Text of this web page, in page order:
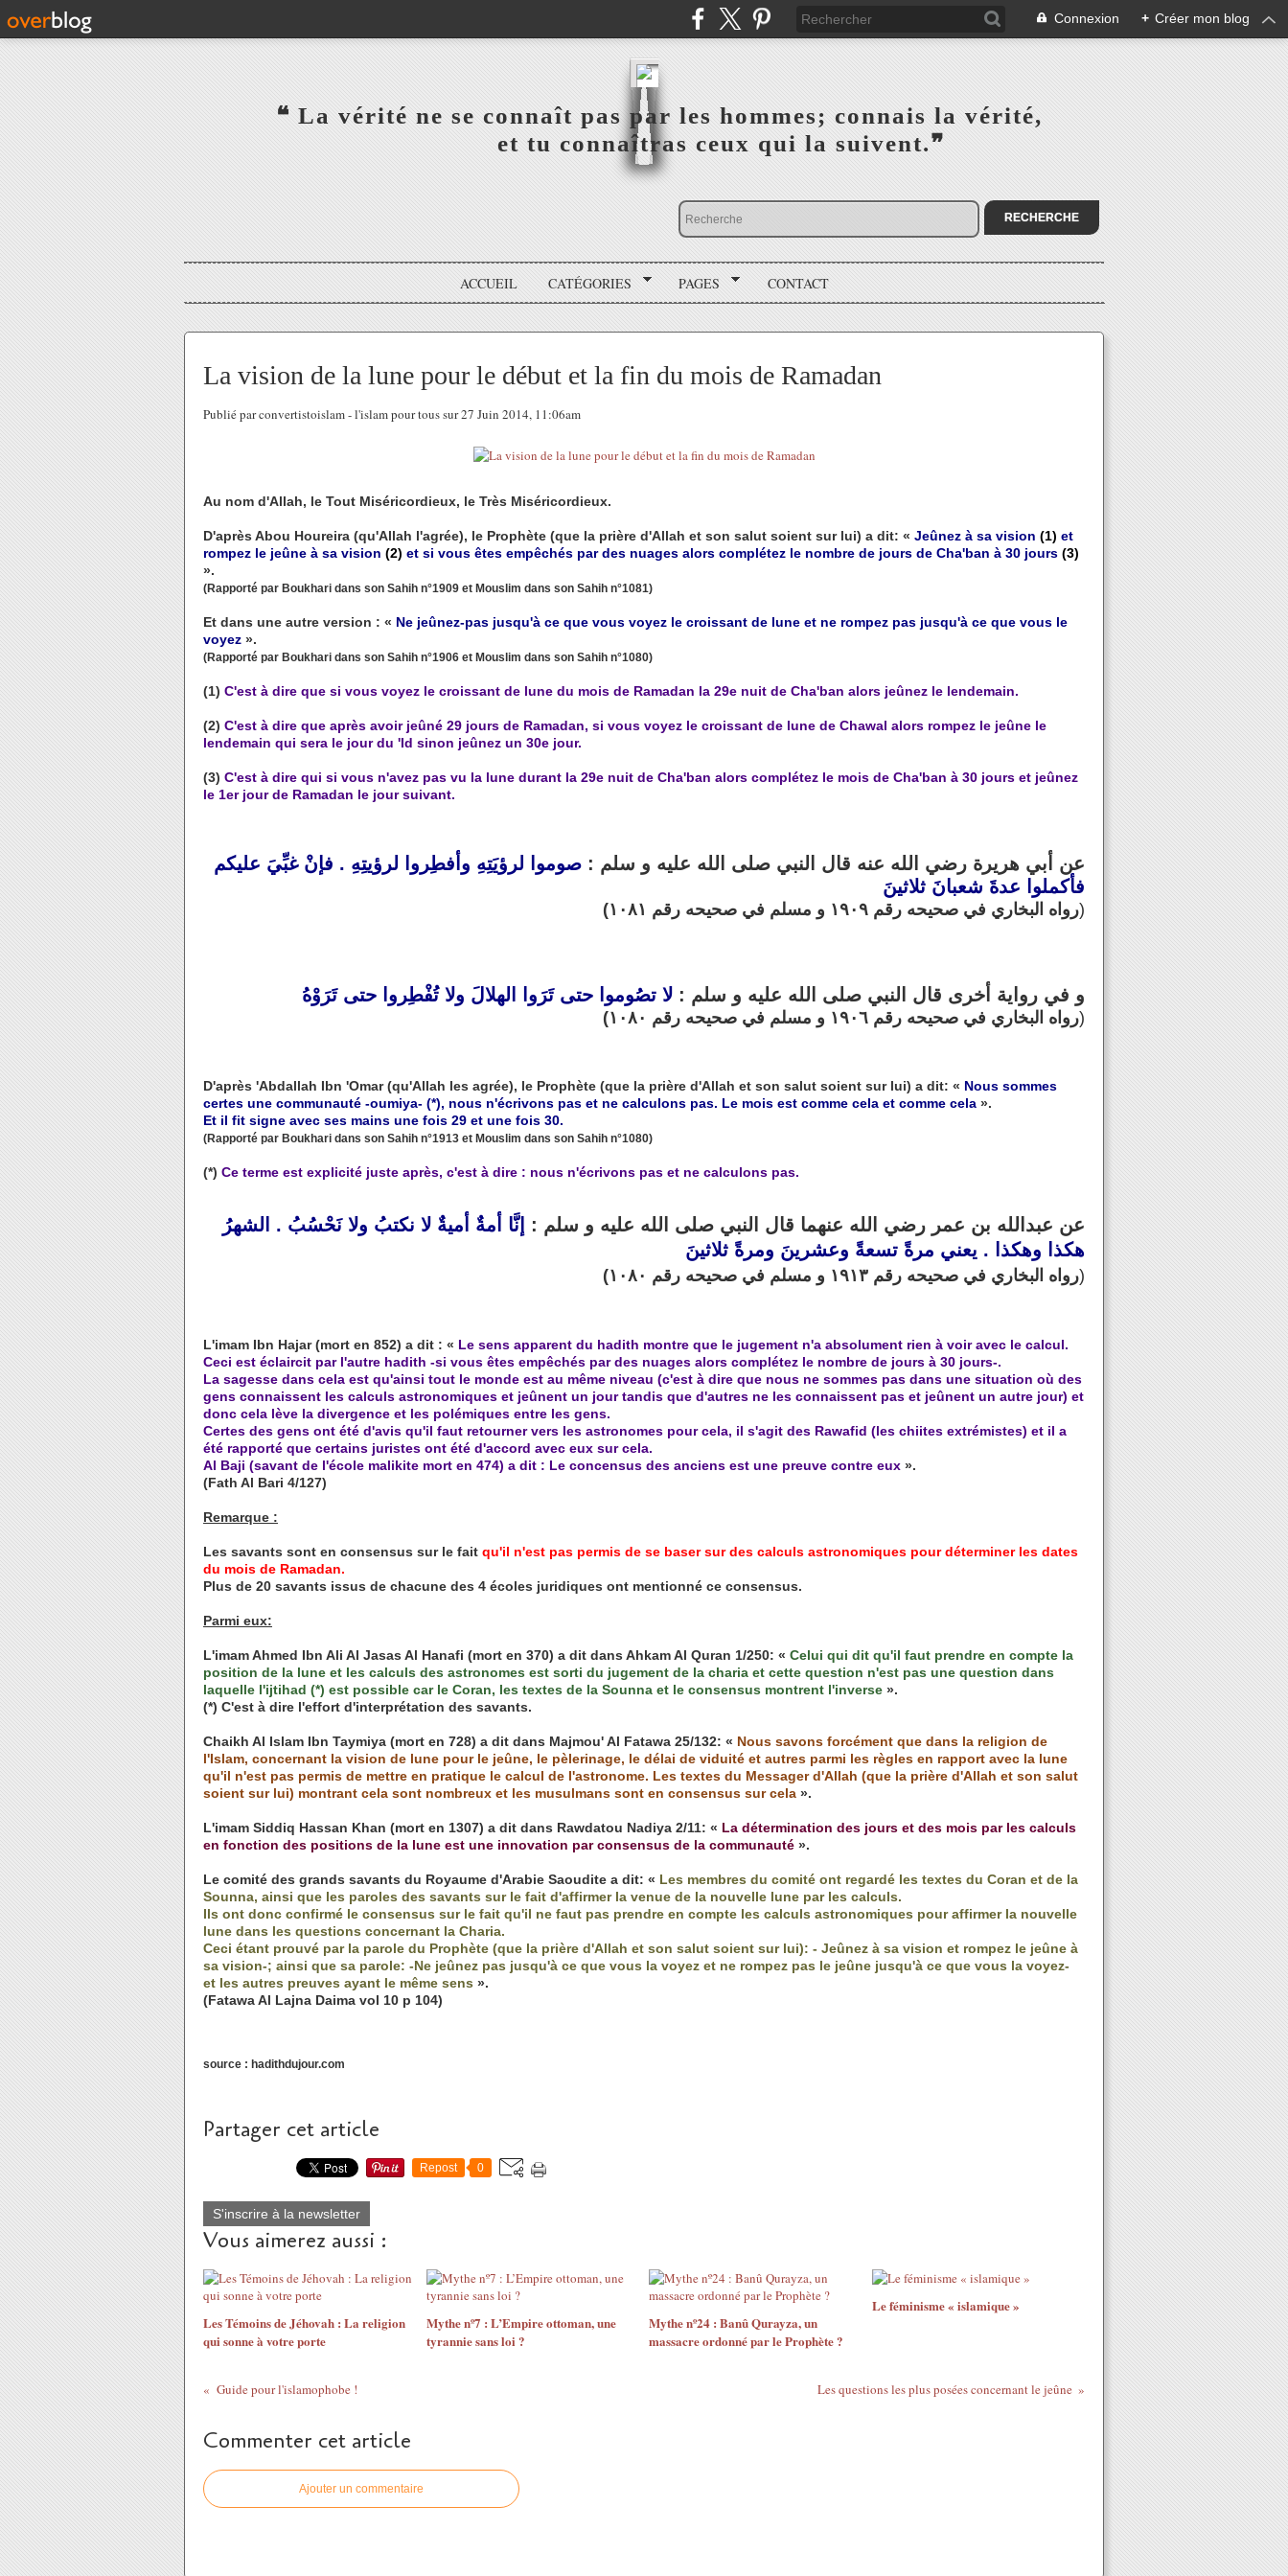
Connexion + Créer mon blog
‎ ‎ ‎ ‎ ‎ ‎ ‎ ‎ ‎ ‎ ‎ ‎ ‎❝ La vérité ne se connaît pas par les hommes; connais la vérité,‎ ‎ ‎ ‎ ‎ ‎ ‎ ‎ ‎
‎ ‎ ‎ ‎ ‎ ‎ ‎ ‎ ‎ ‎ ‎ ‎ ‎ ‎ ‎ ‎ ‎ ‎ ‎ ‎ et tu connaîtras ceux qui la suivent.❞
ACCUEIL CATÉGORIES PAGES CONTACT
La vision de la lune pour le début et la fin du mois de Ramadan
Publié par convertistoislam - l'islam pour tous sur 27 Juin 2014, 11:06am
Au nom d'Allah, le Tout Miséricordieux, le Très Miséricordieux.
D'après Abou Houreira (qu'Allah l'agrée), le Prophète (que la prière d'Allah et son salut soient sur lui) a dit: « Jeûnez à sa vision (1) et
rompez le jeûne à sa vision (2) et si vous êtes empêchés par des nuages alors complétez le nombre de jours de Cha'ban à 30 jours (3)
».
(Rapporté par Boukhari dans son Sahih n°1909 et Mouslim dans son Sahih n°1081)
Et dans une autre version : « Ne jeûnez-pas jusqu'à ce que vous voyez le croissant de lune et ne rompez pas jusqu'à ce que vous le
voyez ».
(Rapporté par Boukhari dans son Sahih n°1906 et Mouslim dans son Sahih n°1080)
(1) C'est à dire que si vous voyez le croissant de lune du mois de Ramadan la 29e nuit de Cha'ban alors jeûnez le lendemain.
(2) C'est à dire que après avoir jeûné 29 jours de Ramadan, si vous voyez le croissant de lune de Chawal alors rompez le jeûne le
lendemain qui sera le jour du 'Id sinon jeûnez un 30e jour.
(3) C'est à dire qui si vous n'avez pas vu la lune durant la 29e nuit de Cha'ban alors complétez le mois de Cha'ban à 30 jours et jeûnez
le 1er jour de Ramadan le jour suivant.
عن أبي هريرة رضي الله عنه قال النبي صلى الله عليه و سلم : صوموا لرؤيَتِهِ وأفطِروا لرؤيتِهِ . فإنْ غبِّيَ عليكم
فأكملوا عدةَ شعبانَ ثلاثينَ
(رواه البخاري في صحيحه رقم ١٩٠٩ و مسلم في صحيحه رقم ١٠٨١)
و في رواية أخرى قال النبي صلى الله عليه و سلم : لا تصُوموا حتى تَرَوا الهلالَ ولا تُفْطِروا حتى تَرَوْهُ
(رواه البخاري في صحيحه رقم ١٩٠٦ و مسلم في صحيحه رقم ١٠٨٠)
D'après 'Abdallah Ibn 'Omar (qu'Allah les agrée), le Prophète (que la prière d'Allah et son salut soient sur lui) a dit: « Nous sommes
certes une communauté -oumiya- (*), nous n'écrivons pas et ne calculons pas. Le mois est comme cela et comme cela ».
Et il fit signe avec ses mains une fois 29 et une fois 30.
(Rapporté par Boukhari dans son Sahih n°1913 et Mouslim dans son Sahih n°1080)
(*) Ce terme est explicité juste après, c'est à dire : nous n'écrivons pas et ne calculons pas.
عن عبدالله بن عمر رضي الله عنهما قال النبي صلى الله عليه و سلم : إنَّا أمةٌ أميةٌ لا نكتبُ ولا نَحْسُبُ . الشهرُ
هكذا وهكذا . يعني مرةً تسعةً وعشرينَ ومرةً ثلاثينَ
(رواه البخاري في صحيحه رقم ١٩١٣ و مسلم في صحيحه رقم ١٠٨٠)
L'imam Ibn Hajar (mort en 852) a dit : « Le sens apparent du hadith montre que le jugement n'a absolument rien à voir avec le calcul.
Ceci est éclaircit par l'autre hadith -si vous êtes empêchés par des nuages alors complétez le nombre de jours à 30 jours-.
La sagesse dans cela est qu'ainsi tout le monde est au même niveau (c'est à dire que nous ne sommes pas dans une situation où des
gens connaissent les calculs astronomiques et jeûnent un jour tandis que d'autres ne les connaissent pas et jeûnent un autre jour) et
donc cela lève la divergence et les polémiques entre les gens.
Certes des gens ont été d'avis qu'il faut retourner vers les astronomes pour cela, il s'agit des Rawafid (les chiites extrémistes) et il a
été rapporté que certains juristes ont été d'accord avec eux sur cela.
Al Baji (savant de l'école malikite mort en 474) a dit : Le concensus des anciens est une preuve contre eux ».
(Fath Al Bari 4/127)
Remarque :
Les savants sont en consensus sur le fait qu'il n'est pas permis de se baser sur des calculs astronomiques pour déterminer les dates
du mois de Ramadan.
Plus de 20 savants issus de chacune des 4 écoles juridiques ont mentionné ce consensus.
Parmi eux:
L'imam Ahmed Ibn Ali Al Jasas Al Hanafi (mort en 370) a dit dans Ahkam Al Quran 1/250: « Celui qui dit qu'il faut prendre en compte la
position de la lune et les calculs des astronomes est sorti du jugement de la charia et cette question n'est pas une question dans
laquelle l'ijtihad (*) est possible car le Coran, les textes de la Sounna et le consensus montrent l'inverse ».
(*) C'est à dire l'effort d'interprétation des savants.
Chaikh Al Islam Ibn Taymiya (mort en 728) a dit dans Majmou' Al Fatawa 25/132: « Nous savons forcément que dans la religion de
l'Islam, concernant la vision de lune pour le jeûne, le pèlerinage, le délai de viduité et autres parmi les règles en rapport avec la lune
qu'il n'est pas permis de mettre en pratique le calcul de l'astronome. Les textes du Messager d'Allah (que la prière d'Allah et son salut
soient sur lui) montrant cela sont nombreux et les musulmans sont en consensus sur cela ».
L'imam Siddiq Hassan Khan (mort en 1307) a dit dans Rawdatou Nadiya 2/11: « La détermination des jours et des mois par les calculs
en fonction des positions de la lune est une innovation par consensus de la communauté ».
Le comité des grands savants du Royaume d'Arabie Saoudite a dit: « Les membres du comité ont regardé les textes du Coran et de la
Sounna, ainsi que les paroles des savants sur le fait d'affirmer la venue de la nouvelle lune par les calculs.
Ils ont donc confirmé le consensus sur le fait qu'il ne faut pas prendre en compte les calculs astronomiques pour affirmer la nouvelle
lune dans les questions concernant la Charia.
Ceci étant prouvé par la parole du Prophète (que la prière d'Allah et son salut soient sur lui): - Jeûnez à sa vision et rompez le jeûne à
sa vision-; ainsi que sa parole: -Ne jeûnez pas jusqu'à ce que vous la voyez et ne rompez pas le jeûne jusqu'à ce que vous la voyez-
et les autres preuves ayant le même sens ».
(Fatawa Al Lajna Daima vol 10 p 104)
source : hadithdujour.com
Partager cet article
Repost 0
S'inscrire à la newsletter
Vous aimerez aussi :
Les Témoins de Jéhovah : La religion
qui sonne à votre porte
Mythe nº7 : L’Empire ottoman, une
tyrannie sans loi ?
Mythe nº24 : Banû Qurayza, un
massacre ordonné par le Prophète ?
Le féminisme « islamique »
Guide pour l'islamophobe ! Les questions les plus posées concernant le jeûne
Commenter cet article
Ajouter un commentaire